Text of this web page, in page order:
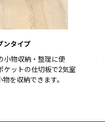
ンタイプ
小物収納・整理に便
ケットの仕切板で2気室
を収納できます。